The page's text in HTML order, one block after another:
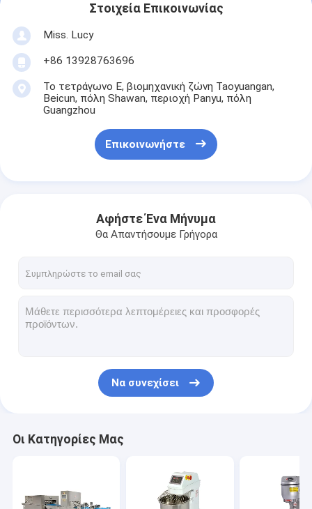
Στοιχεία Επικοινωνίας
Miss. Lucy
+86 13928763696
Το τετράγωνο Ε, βιομηχανική ζώνη Taoyuangan,
Beicun, πόλη Shawan, περιοχή Panyu, πόλη
Guangzhou
Επικοινωνήστε
Αφήστε Ένα Μήνυμα
Θα Απαντήσουμε Γρήγορα
Να συνεχίσει
Οι Κατηγορίες Μας